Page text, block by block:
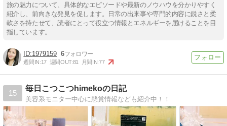
旅の魅力について、具体的なエピソードや最新のノウハウを分かりやすく
紹介し、前向きな発見を促します。日常の出来事や専門的内容に鋭さと柔
軟さを持たせて、読者にとって役立つ情報とエネルギーを届けることを目
指しています。
1979159 6
週間IN:17 週間OUT:81 月間IN:77
15
毎日こつこつhimekoの日記
美容系モニター中心に懸賞情報なども紹介中！！